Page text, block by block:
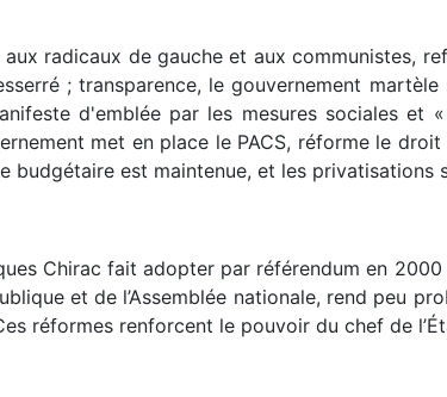
radicaux de gauche et aux communistes,
; transparence, le gouvernement
d'emblée par les mesures sociales et
met en place le PACS, réforme le
budgétaire est maintenue, et les privatisations
Chirac fait adopter par référendum en
et de l’Assemblée nationale, rend peu
réformes renforcent le pouvoir du chef de